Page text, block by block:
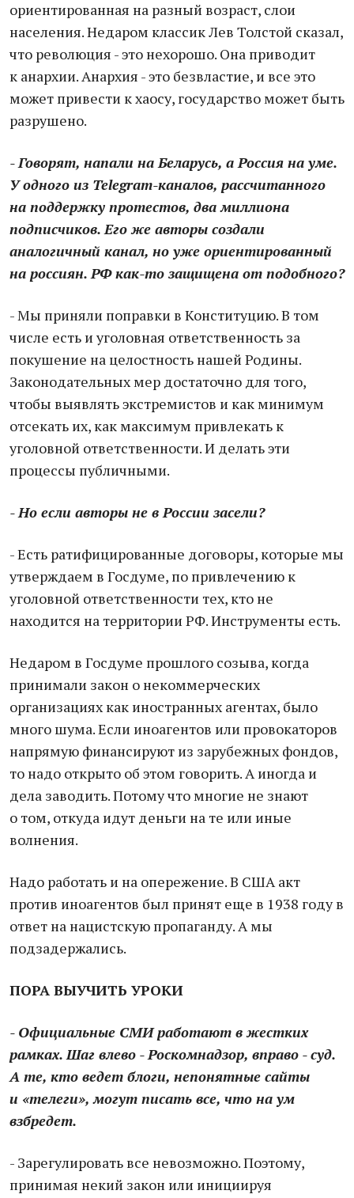
ориентированная на разный возраст, слои
населения. Недаром классик Лев Толстой сказал,
что революция - это нехорошо. Она приводит
к анархии. Анархия - это безвластие, и все это
может привести к хаосу, государство может быть
разрушено.
- Говорят, напали на Беларусь, а Россия на уме.
У одного из Telegram-каналов, рассчитанного
на поддержку протестов, два миллиона
подписчиков. Его же авторы создали
аналогичный канал, но уже ориентированный
на россиян. РФ как-то защищена от подобного?
- Мы приняли поправки в Конституцию. В том
числе есть и уголовная ответственность за
покушение на целостность нашей Родины.
Законодательных мер достаточно для того,
чтобы выявлять экстремистов и как минимум
отсекать их, как максимум привлекать к
уголовной ответственности. И делать эти
процессы публичными.
- Но если авторы не в России засели?
- Есть ратифицированные договоры, которые мы
утверждаем в Госдуме, по привлечению к
уголовной ответственности тех, кто не
находится на территории РФ. Инструменты есть.
Недаром в Госдуме прошлого созыва, когда
принимали закон о некоммерческих
организациях как иностранных агентах, было
много шума. Если иноагентов или провокаторов
напрямую финансируют из зарубежных фондов,
то надо открыто об этом говорить. А иногда и
дела заводить. Потому что многие не знают
о том, откуда идут деньги на те или иные
волнения.
Надо работать и на опережение. В США акт
против иноагентов был принят еще в 1938 году в
ответ на нацистскую пропаганду. А мы
подзадержались.
ПОРА ВЫУЧИТЬ УРОКИ
- Официальные СМИ работают в жестких
рамках. Шаг влево - Роскомнадзор, вправо - суд.
А те, кто ведет блоги, непонятные сайты
и «телеги», могут писать все, что на ум
взбредет.
- Зарегулировать все невозможно. Поэтому,
принимая некий закон или инициируя